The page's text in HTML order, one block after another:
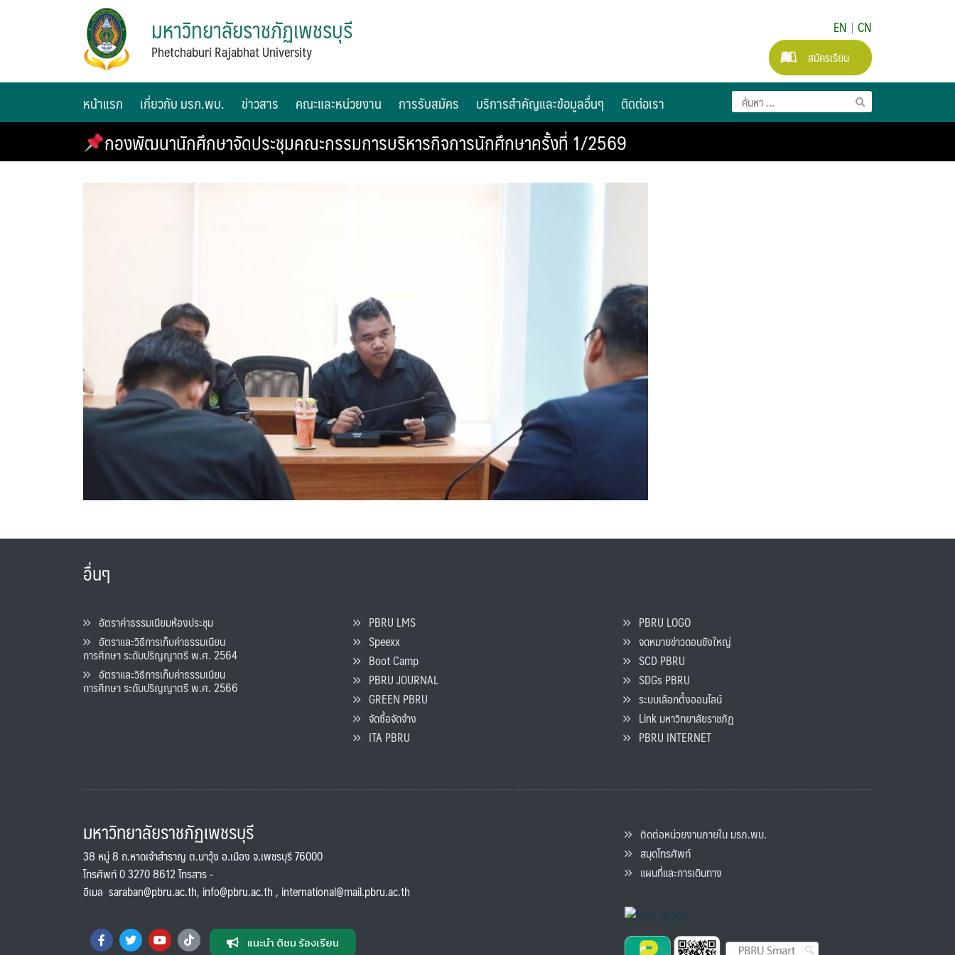
มหาวิทยาลัยราชภัฏเพชรบุรี
Phetchaburi Rajabhat University
EN | CN
สมัครเรียน
หน้าแรก เกี่ยวกับ มรภ.พบ. ข่าวสาร คณะและหน่วยงาน การรับสมัคร บริการสำคัญและข้อมูลอื่นๆ ติดต่อเรา
กองพัฒนานักศึกษาจัดประชุมคณะกรรมการบริหารกิจการนักศึกษาครั้งที่ 1/2569
อื่นๆ
อัตราค่าธรรมเนียมห้องประชุม
อัตราและวิธีการเก็บค่าธรรมเนียน
การศึกษา ระดับปริญญาตรี พ.ศ. 2564
อัตราและวิธีการเก็บค่าธรรมเนียน
การศึกษา ระดับปริญญาตรี พ.ศ. 2566
PBRU LMS
Speexx
Boot Camp
PBRU JOURNAL
GREEN PBRU
จัดซื้อจัดจ้าง
ITA PBRU
PBRU LOGO
จดหมายข่าวดอนขังใหญ่
SCD PBRU
SDGs PBRU
ระบบเลือกตั้งออนไลน์
Link มหาวิทยาลัยราชภัฏ
PBRU INTERNET
มหาวิทยาลัยราชภัฏเพชรบุรี
38 หมู่ 8 ถ.หาดเจ้าสำราญ ต.นาวุ้ง อ.เมือง จ.เพชรบุรี 76000
โทรศัพท์ 0 3270 8612 โทรสาร -
อีเมล saraban@pbru.ac.th, info@pbru.ac.th, international@mail.pbru.ac.th
แนะนำ ติชม ร้องเรียน
ติดต่อหน่วยงานภายใน มรภ.พบ.
สมุดโทรศัพท์
แผนที่และการเดินทาง